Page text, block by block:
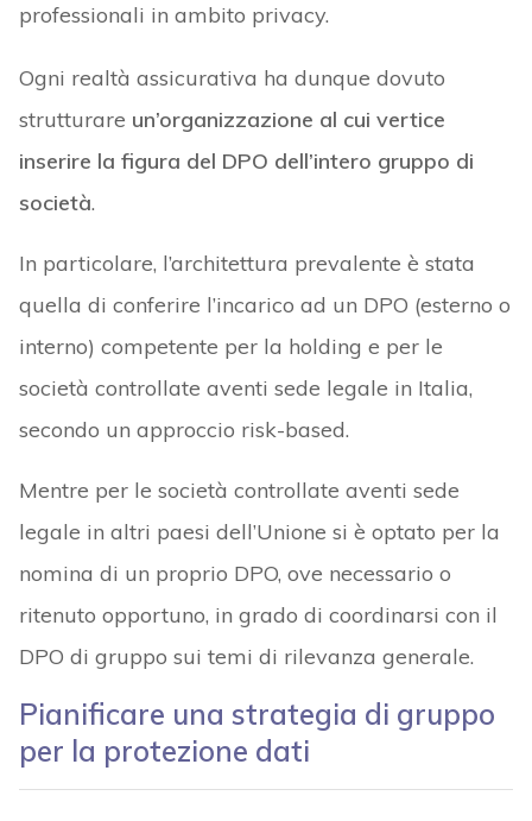
professionali in ambito privacy.
Ogni realtà assicurativa ha dunque dovuto
strutturare un’organizzazione al cui vertice
inserire la figura del DPO dell’intero gruppo di
società.
In particolare, l’architettura prevalente è stata
quella di conferire l’incarico ad un DPO (esterno o
interno) competente per la holding e per le
società controllate aventi sede legale in Italia,
secondo un approccio risk-based.
Mentre per le società controllate aventi sede
legale in altri paesi dell’Unione si è optato per la
nomina di un proprio DPO, ove necessario o
ritenuto opportuno, in grado di coordinarsi con il
DPO di gruppo sui temi di rilevanza generale.
Pianificare una strategia di gruppo
per la protezione dati